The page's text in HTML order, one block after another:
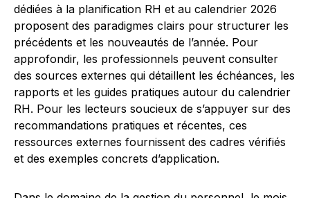
dédiées à la planification RH et au calendrier 2026
proposent des paradigmes clairs pour structurer les
précédents et les nouveautés de l’année. Pour
approfondir, les professionnels peuvent consulter
des sources externes qui détaillent les échéances, les
rapports et les guides pratiques autour du calendrier
RH. Pour les lecteurs soucieux de s’appuyer sur des
recommandations pratiques et récentes, ces
ressources externes fournissent des cadres vérifiés
et des exemples concrets d’application.